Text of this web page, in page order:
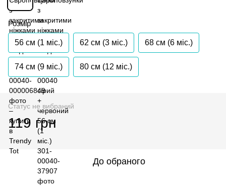
Розмір
56 см (1 мiс.) 62 см (3 мiс.) 68 см (6 мiс.)
74 см (9 мiс.) 80 см (12 мiс.)
Статус не вибраний
119 грн
До обраного